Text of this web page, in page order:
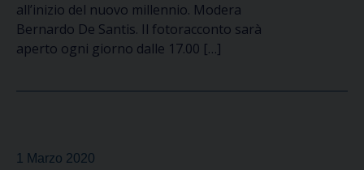
all’inizio del nuovo millennio. Modera
Bernardo De Santis. Il fotoracconto sarà
aperto ogni giorno dalle 17.00 […]
1 Marzo 2020